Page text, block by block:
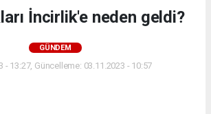
İncirlik'e neden geldi?
GÜNDEM
- 13:27, Güncelleme: 03.11.2023 - 10:57